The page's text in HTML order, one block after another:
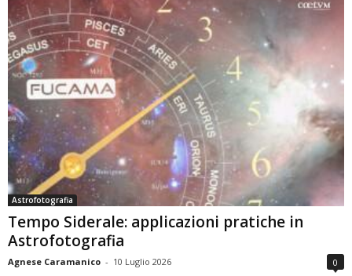
Astrofotografia
Tempo Siderale: applicazioni pratiche in
Astrofotografia
Agnese Caramanico - 10 Luglio 2026 0